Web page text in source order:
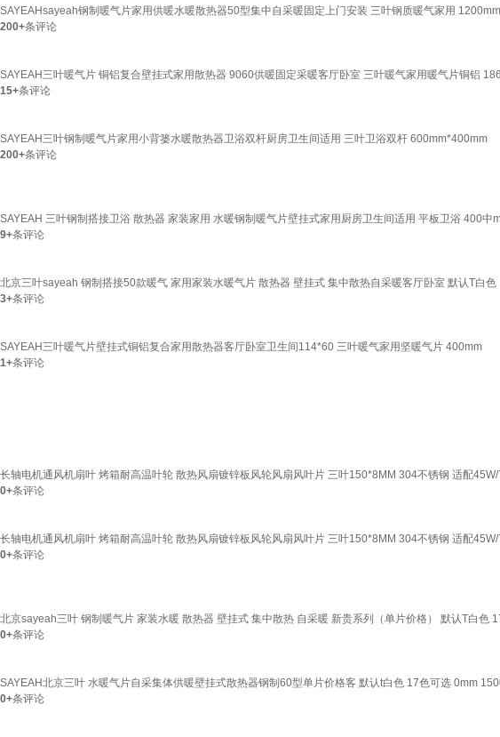
SAYEAHsayeah钢制暖气片家用供暖水暖散热器50型集中自采暖固定上门安装 三叶钢质暖气家用 1200mm
200+条评论
SAYEAH三叶暖气片 铜铝复合壁挂式家用散热器 9060供暖固定采暖客厅卧室 三叶暖气家用暖气片铜铝
15+条评论
SAYEAH三叶钢制暖气片家用小背篓水暖散热器卫浴双杆厨房卫生间适用 三叶卫浴双杆 600mm*400mm
200+条评论
SAYEAH 三叶钢制搭接卫浴 散热器 家装家用 水暖钢制暖气片壁挂式家用厨房卫生间适用 平板卫浴 400中
9+条评论
北京三叶sayeah 钢制搭接50款暖气 家用家装水暖气片 散热器 壁挂式 集中散热自采暖客厅卧室 默认T白
3+条评论
SAYEAH三叶暖气片壁挂式铜铝复合家用散热器客厅卧室卫生间114*60 三叶暖气家用坚暖气片 400mm
1+条评论
长轴电机通风机扇叶 烤箱耐高温叶轮 散热风扇镀锌板风轮风扇风叶片 三叶150*8MM 304不锈钢 适配
0+条评论
长轴电机通风机扇叶 烤箱耐高温叶轮 散热风扇镀锌板风轮风扇风叶片 三叶150*8MM 304不锈钢 适配45W/
0+条评论
北京sayeah三叶 钢制暖气片 家装水暖 散热器 壁挂式 集中散热 自采暖 新贵系列（单片价格） 默认T白色
0+条评论
SAYEAH北京三叶 水暖气片自采集体供暖壁挂式散热器钢制60型单片价格客 默认t白色 17色可选 0mm
0+条评论